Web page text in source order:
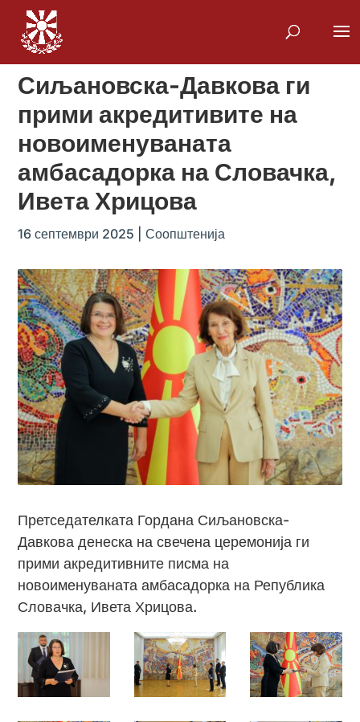
Сиљановска-Давкова ги
прими акредитивите на
новоименуваната
амбасадорка на Словачка,
Ивета Хрицова
16 септември 2025 |Соопштенија
Претседателката Гордана Сиљановска-
Давкова денеска на свечена церемонија ги
прими акредитивните писма на
новоименуваната амбасадорка на Република
Словачка, Ивета Хрицова.